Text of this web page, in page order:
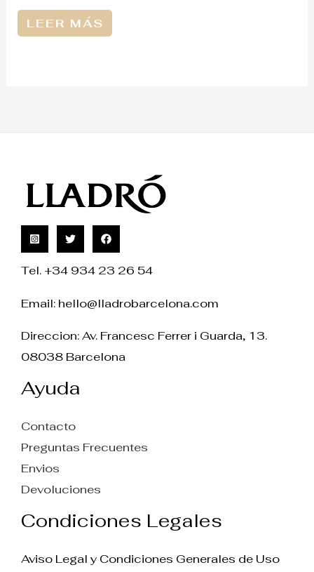
LEER MÁS
Tel. +34 934 23 26 54
Email: hello@lladrobarcelona.com
Direccion: Av. Francesc Ferrer i Guarda, 13.
08038 Barcelona
Ayuda
Contacto
Preguntas Frecuentes
Envios
Devoluciones
Condiciones Legales
Aviso Legal y Condiciones Generales de Uso